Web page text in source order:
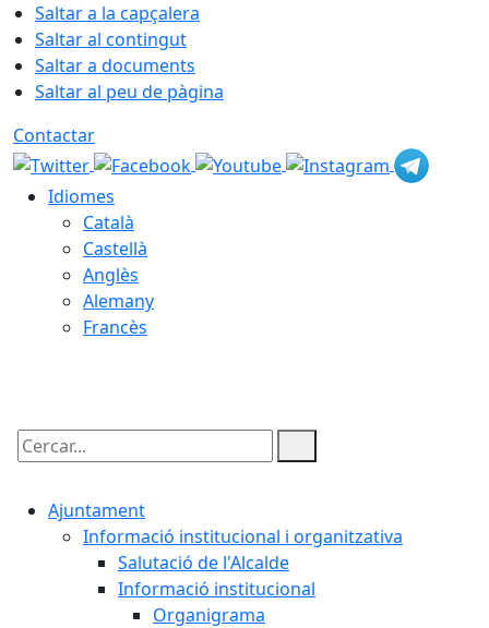
Saltar a la capçalera
Saltar al contingut
Saltar a documents
Saltar al peu de pàgina
Contactar
Idiomes
Català
Castellà
Anglès
Alemany
Francès
Cercar:
Ajuntament
Informació institucional i organitzativa
Salutació de l'Alcalde
Informació institucional
Organigrama